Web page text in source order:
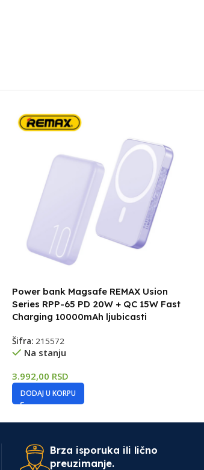
Power bank Magsafe REMAX Usion
Series RPP-65 PD 20W + QC 15W Fast
Charging 10000mAh ljubicasti
Šifra:215572
Na stanju
3.992,00 RSD
DODAJ U KORPU
Brza isporuka ili lično
preuzimanje.